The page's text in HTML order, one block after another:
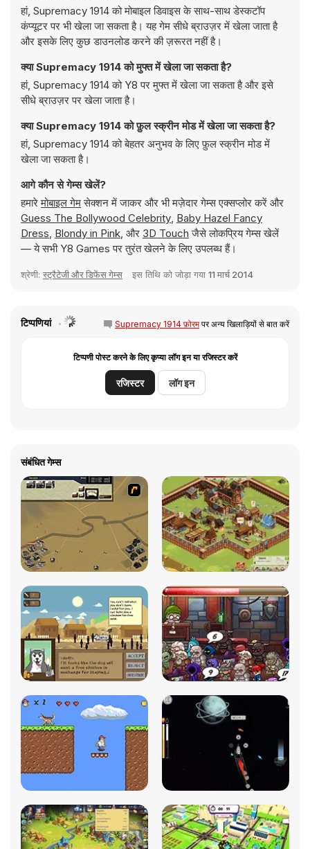
हां, Supremacy 1914 को मोबाइल डिवाइस के साथ-साथ डेस्कटॉप
कंप्यूटर पर भी खेला जा सकता है। यह गेम सीधे ब्राउज़र में खेला जाता है
और इसके लिए कुछ डाउनलोड करने की ज़रूरत नहीं है।
क्या Supremacy 1914 को मुफ्त में खेला जा सकता है?
हां, Supremacy 1914 को Y8 पर मुफ्त में खेला जा सकता है और इसे
सीधे ब्राउज़र पर खेला जाता है।
क्या Supremacy 1914 को फ़ुल स्क्रीन मोड में खेला जा सकता है?
हां, Supremacy 1914 को बेहतर अनुभव के लिए फ़ुल स्क्रीन मोड में
खेला जा सकता है।
आगे कौन से गेम्स खेलें?
हमारेमोबाइल गेमसेक्शन में जाकर और भी मज़ेदार गेम्स एक्सप्लोर करें और
Guess The Bollywood Celebrity, Baby Hazel Fancy
Dress, Blondy in Pink, और 3D Touch जैसे लोकप्रिय गेम्स खेलें
— ये सभी Y8 Games पर तुरंत खेलने के लिए उपलब्ध हैं।
श्रेणी: स्ट्रैटेजी और डिफेंस गेम्स इस तिथि को जोड़ा गया 11 मार्च 2014
टिप्पणियां Supremacy 1914 फ़ोरमपर अन्य खिलाड़ियों से बात करें
टिप्पणी पोस्ट करने के लिए कृप्या लॉग इन या रजिस्टर करें
रजिस्टर लॉग इन
संबंधित गेम्स